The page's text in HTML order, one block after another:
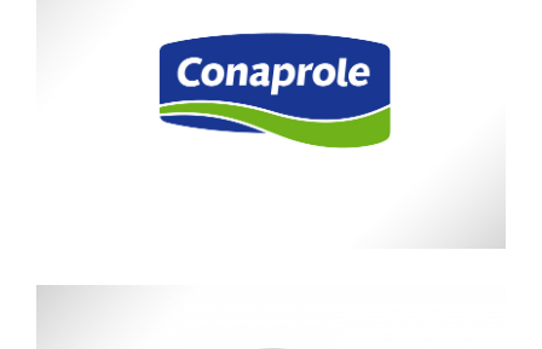
Pagnifique